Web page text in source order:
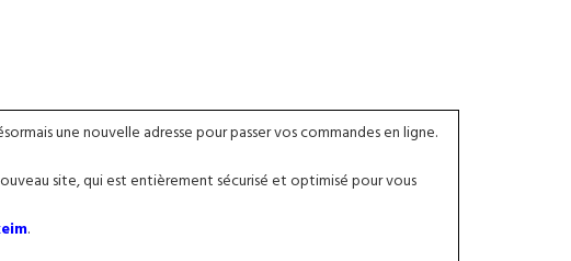
une nouvelle adresse pour passer vos commandes en ligne.
site, qui est entièrement sécurisé et optimisé pour vous
.